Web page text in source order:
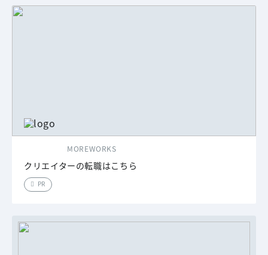
MOREWORKS
クリエイターの転職はこちら
PR